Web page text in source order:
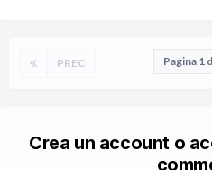
PREC Pagina 1
Crea un account o